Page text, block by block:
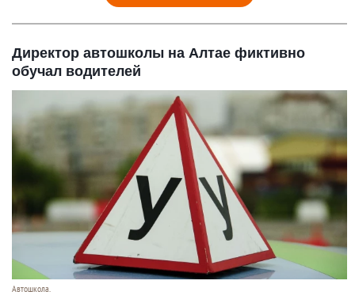
Директор автошколы на Алтае фиктивно
обучал водителей
Автошкола.